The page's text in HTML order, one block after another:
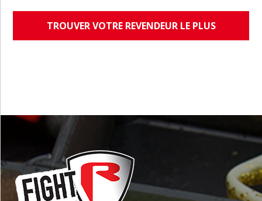
TROUVER VOTRE REVENDEUR LE PLUS